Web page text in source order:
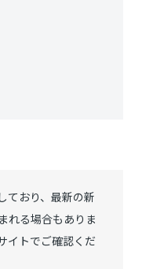
ており、最新の新
れる場合もありま
イトでご確認くだ